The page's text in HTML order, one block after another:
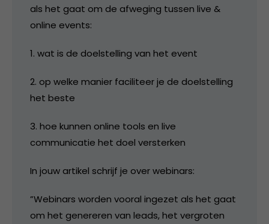
als het gaat om de afweging tussen live &
online events:
1. wat is de doelstelling van het event
2. op welke manier faciliteer je de doelstelling
het beste
3. hoe kunnen online tools en live
communicatie het doel versterken
In jouw artikel schrijf je over webinars:
”Webinars worden vooral ingezet als het gaat
om het genereren van leads, het vergroten